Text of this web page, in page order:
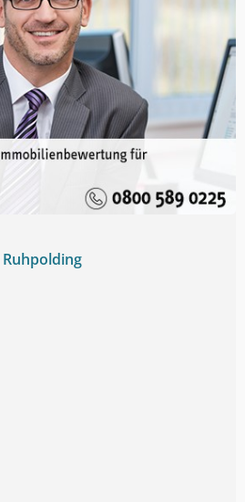
Ruhpolding